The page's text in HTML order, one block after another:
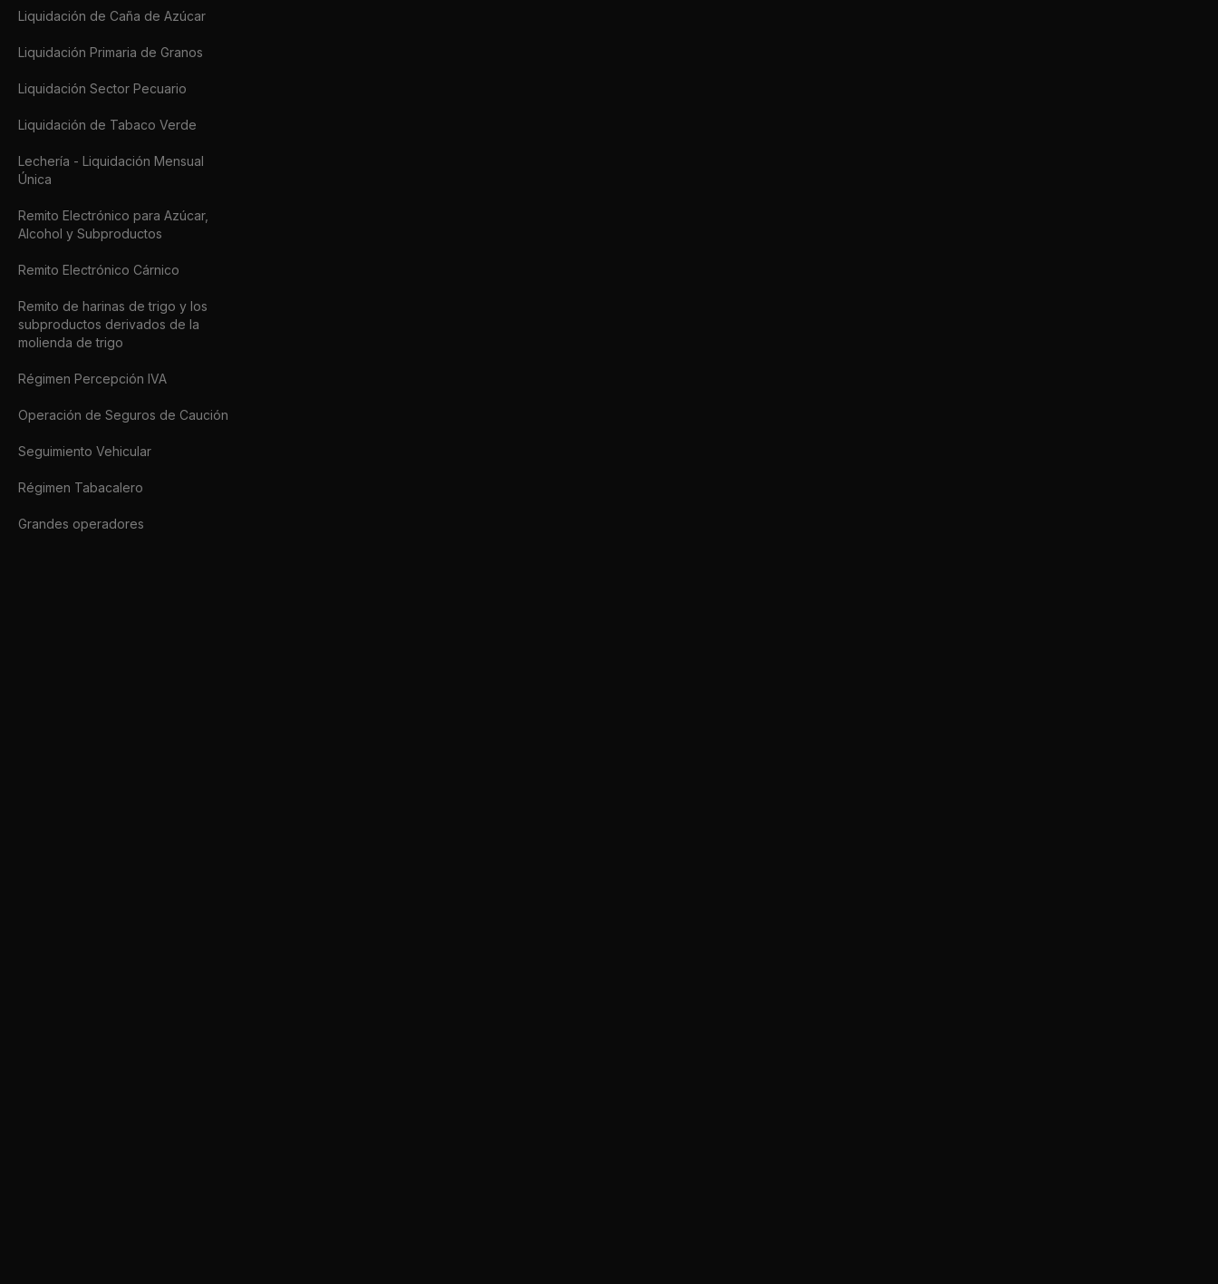
Liquidación de Caña de Azúcar
Liquidación Primaria de Granos
Liquidación Sector Pecuario
Liquidación de Tabaco Verde
Lechería - Liquidación Mensual
Única
Remito Electrónico para Azúcar,
Alcohol y Subproductos
Remito Electrónico Cárnico
Remito de harinas de trigo y los
subproductos derivados de la
molienda de trigo
Régimen Percepción IVA
Operación de Seguros de Caución
Seguimiento Vehicular
Régimen Tabacalero
Grandes operadores